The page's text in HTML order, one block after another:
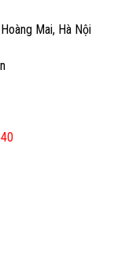
Mai, Hà Nội